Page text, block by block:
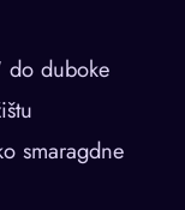
do duboke
smaragdne